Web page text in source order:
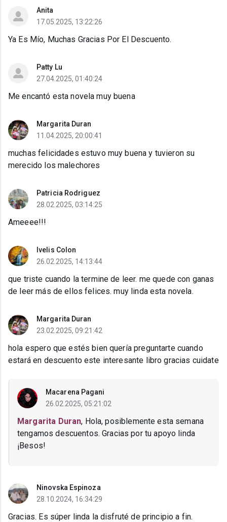
Anita
17.05.2025, 13:22:26
Ya Es Mío, Muchas Gracias Por El Descuento.
Patty Lu
27.04.2025, 01:40:24
Me encantó esta novela muy buena
Margarita Duran
11.04.2025, 20:00:41
muchas felicidades estuvo muy buena y tuvieron su
merecido los malechores
Patricia Rodriguez
28.02.2025, 03:14:25
Ameeee!!!
Ivelis Colon
26.02.2025, 14:13:44
que triste cuando la termine de leer. me quede con ganas
de leer más de ellos felices. muy linda esta novela.
Margarita Duran
23.02.2025, 09:21:42
hola espero que estés bien quería preguntarte cuando
estará en descuento este interesante libro gracias cuidate
Macarena Pagani
26.02.2025, 05:21:02
Margarita Duran, Hola, posiblemente esta semana
tengamos descuentos. Gracias por tu apoyo linda
¡Besos!
Ninovska Espinoza
28.10.2024, 16:34:29
Gracias. Es súper linda la disfruté de principio a fin.